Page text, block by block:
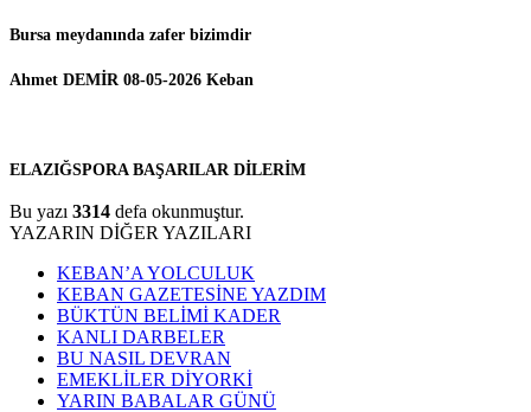
Bursa meydanında zafer bizimdir
Ahmet DEMİR 08-05-2026 Keban
ELAZIĞSPORA BAŞARILAR DİLERİM
Bu yazı 3314 defa okunmuştur.
YAZARIN DİĞER YAZILARI
KEBAN’A YOLCULUK
KEBAN GAZETESİNE YAZDIM
BÜKTÜN BELİMİ KADER
KANLI DARBELER
BU NASIL DEVRAN
EMEKLİLER DİYORKİ
YARIN BABALAR GÜNÜ